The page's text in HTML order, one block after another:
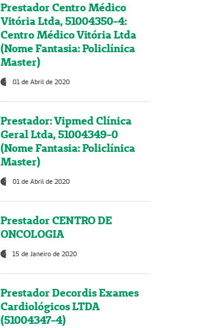
Prestador Centro Médico
Vitória Ltda, 51004350-4:
Centro Médico Vitória Ltda
(Nome Fantasia: Policlínica
Master)
01 de Abril de 2020
Prestador: Vipmed Clínica
Geral Ltda, 51004349-0
(Nome Fantasia: Policlínica
Master)
01 de Abril de 2020
Prestador CENTRO DE
ONCOLOGIA
15 de Janeiro de 2020
Prestador Decordis Exames
Cardiológicos LTDA
(51004347-4)